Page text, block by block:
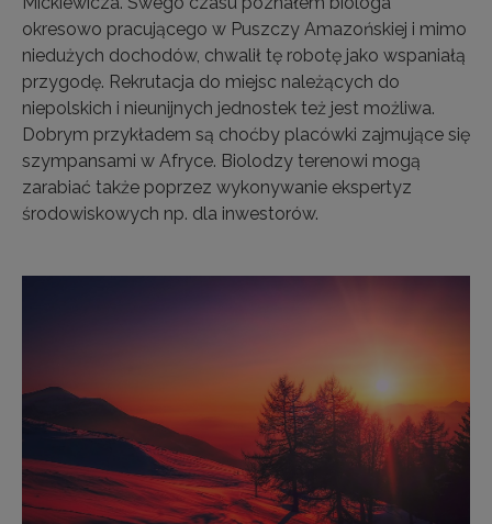
okresowo pracującego w Puszczy Amazońskiej i mimo
niedużych dochodów, chwalił tę robotę jako wspaniałą
przygodę. Rekrutacja do miejsc należących do
niepolskich i nieunijnych jednostek też jest możliwa.
Dobrym przykładem są choćby placówki zajmujące się
szympansami w Afryce. Biolodzy terenowi mogą
zarabiać także poprzez wykonywanie ekspertyz
środowiskowych np. dla inwestorów.